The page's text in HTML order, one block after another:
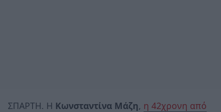
ΣΠΑΡΤΗ. Η Κωνσταντίνα Μάζη, η 42χρονη από